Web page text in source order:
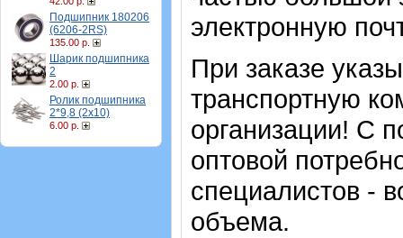
Подшипник 180206
(6206-2RS)
135.00 р.
Шарик подшипника
2
2.00 р.
Ролик подшипника
2*9,8 (2х10)
6.00 р.
электронную
При заказе
транспортную
организации! С
оптовой
специалистов -
объема.